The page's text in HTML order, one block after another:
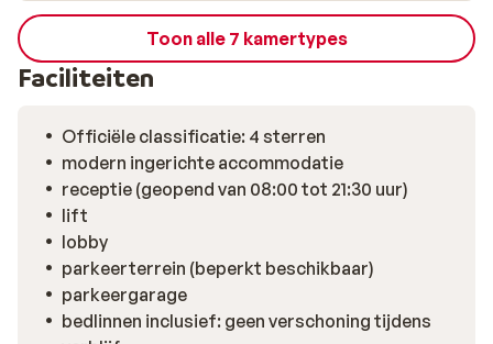
Toon alle 7 kamertypes
Faciliteiten
Officiële classificatie: 4 sterren
modern ingerichte accommodatie
receptie (geopend van 08:00 tot 21:30 uur)
lift
lobby
parkeerterrein (beperkt beschikbaar)
parkeergarage
bedlinnen inclusief: geen verschoning tijdens